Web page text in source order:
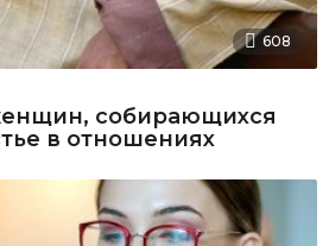
608
собирающихся
в отношениях